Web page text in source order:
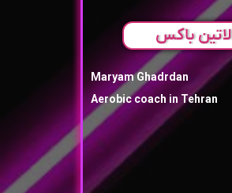
لاتین باکس
Maryam Ghadrdan
Aerobic coach in Tehran